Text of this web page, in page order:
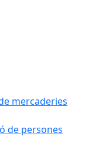
mercaderies
de persones